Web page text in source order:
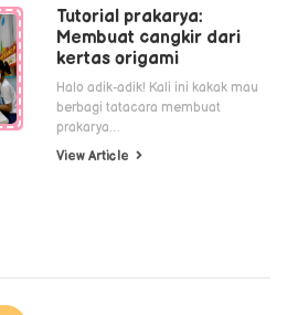
Tutorial prakarya:
Membuat cangkir dari
kertas origami
Halo adik-adik! Kali ini kakak mau
berbagi tatacara membuat
prakarya…
View Article